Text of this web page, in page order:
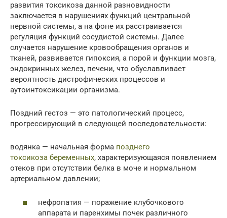
развития токсикоза данной разновидности
заключается в нарушениях функций центральной
нервной системы, а на фоне их расстраивается
регуляция функций сосудистой системы. Далее
случается нарушение кровообращения органов и
тканей, развивается гипоксия, а порой и функции мозга,
эндокринных желез, печени, что обуславливает
вероятность дистрофических процессов и
аутоинтоксикации организма.
Поздний гестоз — это патологический процесс,
прогрессирующий в следующей последовательности:
водянка — начальная форма позднего
токсикоза беременных, характеризующаяся появлением
отеков при отсутствии белка в моче и нормальном
артериальном давлении;
нефропатия — поражение клубочкового
аппарата и паренхимы почек различного